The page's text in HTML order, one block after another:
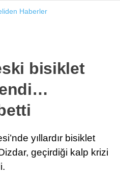
bisiklet
yıllardır bisiklet
geçirdiği kalp krizi